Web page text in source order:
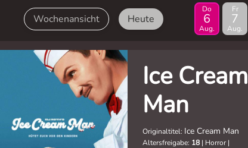
Wochenansicht Heute
Do
6
Aug.
Fr
7
Aug.
Ice Cream
Man
Originaltitel: Ice Cream Man
Altersfreigabe: 18 | Horror |